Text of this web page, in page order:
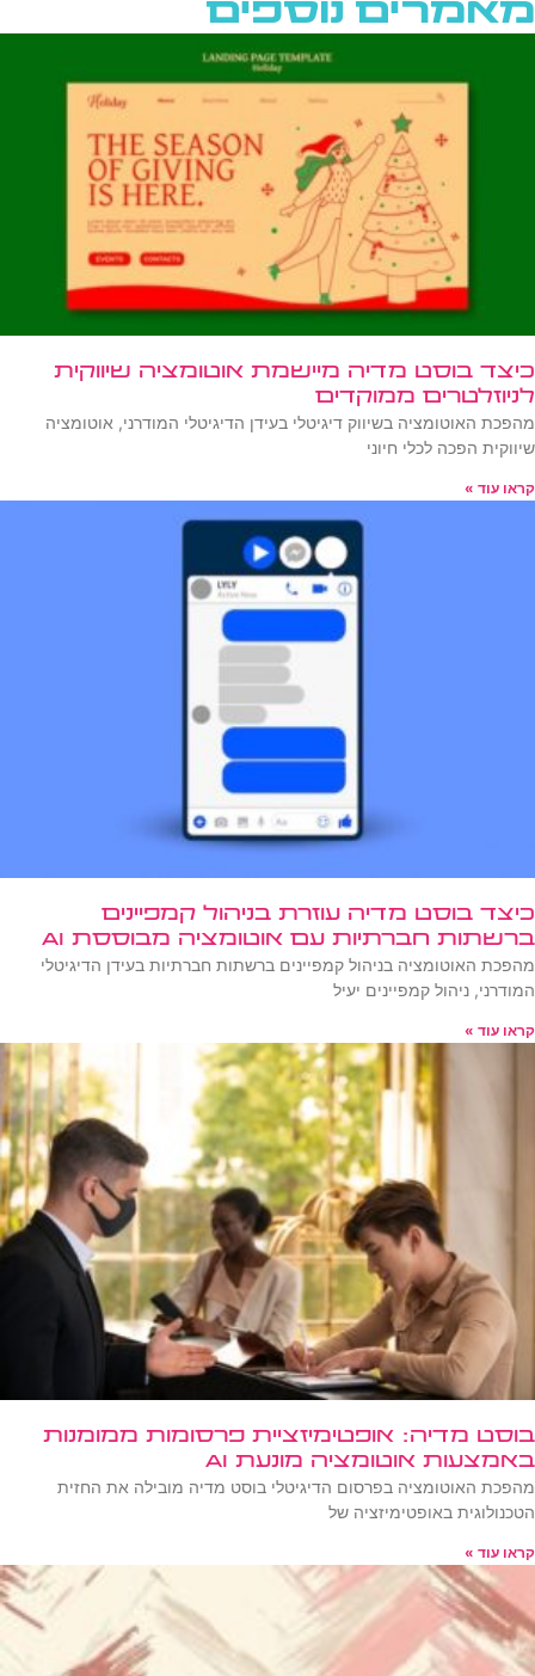
מאמרים נוספים
כיצד בוסט מדיה מיישמת אוטומציה שיווקית
לניוזלטרים ממוקדים
מהפכת האוטומציה בשיווק דיגיטלי בעידן הדיגיטלי המודרני, אוטומציה
שיווקית הפכה לכלי חיוני
קראו עוד »
כיצד בוסט מדיה עוזרת בניהול קמפיינים
ברשתות חברתיות עם אוטומציה מבוססת AI
מהפכת האוטומציה בניהול קמפיינים ברשתות חברתיות בעידן הדיגיטלי
המודרני, ניהול קמפיינים יעיל
קראו עוד »
בוסט מדיה: אופטימיזציית פרסומות ממומנות
באמצעות אוטומציה מונעת AI
מהפכת האוטומציה בפרסום הדיגיטלי בוסט מדיה מובילה את החזית
הטכנולוגית באופטימיזציה של
קראו עוד »